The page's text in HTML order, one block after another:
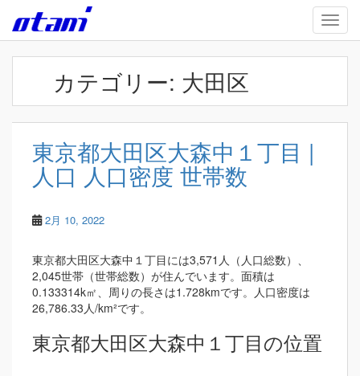
Skip to main content
カテゴリー: 大田区
東京都大田区大森中１丁目 |
人口 人口密度 世帯数
2月 10, 2022
東京都大田区大森中１丁目には3,571人（人口総数）、
2,045世帯（世帯総数）が住んでいます。面積は
0.133314k㎡、周りの長さは1.728kmです。人口密度は
26,786.33人/km²です。
東京都大田区大森中１丁目の位置